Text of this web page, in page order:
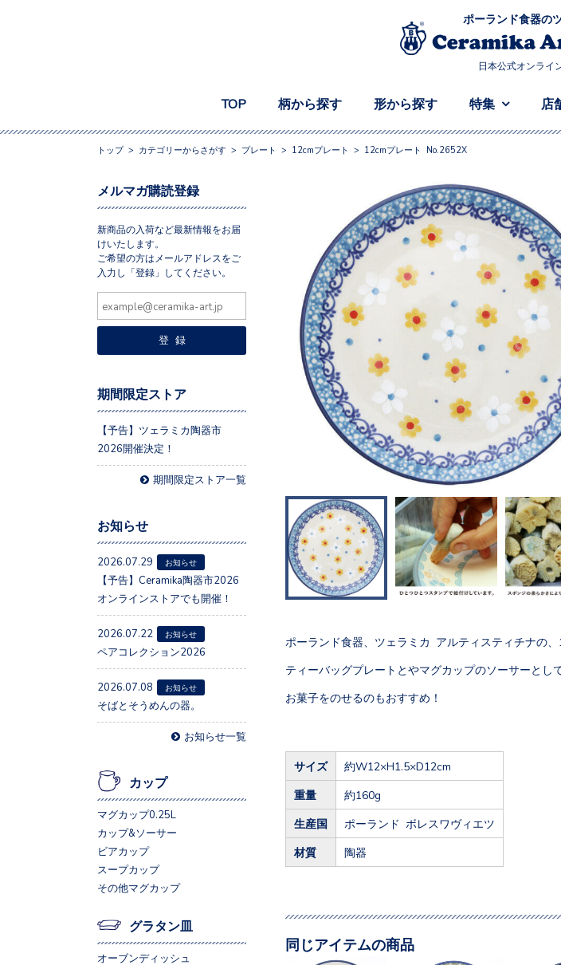
ポーランド食器の
日本公式オンライ
TOP 柄から探す 形から探す 特集 店
トップ> カテゴリーからさがす > プレート > 12cmプレート > 12cmプレート No.2652X
ポーランド食器、ツェラミカ アルティスティチナの
ティーバッグプレートとやマグカップのソーサーとし
お菓子をのせるのもおすすめ！
サイズ 約W12×H1.5×D12cm
重量 約160g
生産国 ポーランド ボレスワヴィエツ
材質 陶器
同じアイテムの商品
メルマガ購読登録
新商品の入荷など最新情報をお届
けいたします。
ご希望の方はメールアドレスをご
入力し「登録」してください。
期間限定ストア
【予告】ツェラミカ陶器市
2026開催決定！
期間限定ストア一覧
お知らせ
2026.07.29 お知らせ
【予告】Ceramika陶器市2026
オンラインストアでも開催！
2026.07.22 お知らせ
ペアコレクション2026
2026.07.08 お知らせ
そばとそうめんの器。
お知らせ一覧
カップ
マグカップ0.25L
カップ&ソーサー
ビアカップ
スープカップ
その他マグカップ
グラタン皿
オーブンディッシュ